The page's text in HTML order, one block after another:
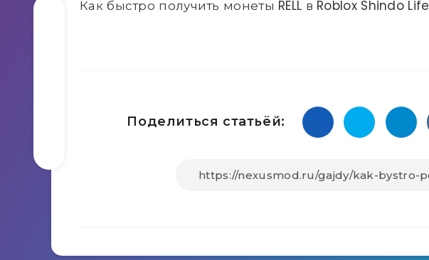
Как быстро получить монеты RELL в Roblox Shindo Life
Поделиться статьёй: